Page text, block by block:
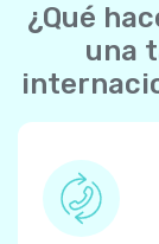
¿Qué
una